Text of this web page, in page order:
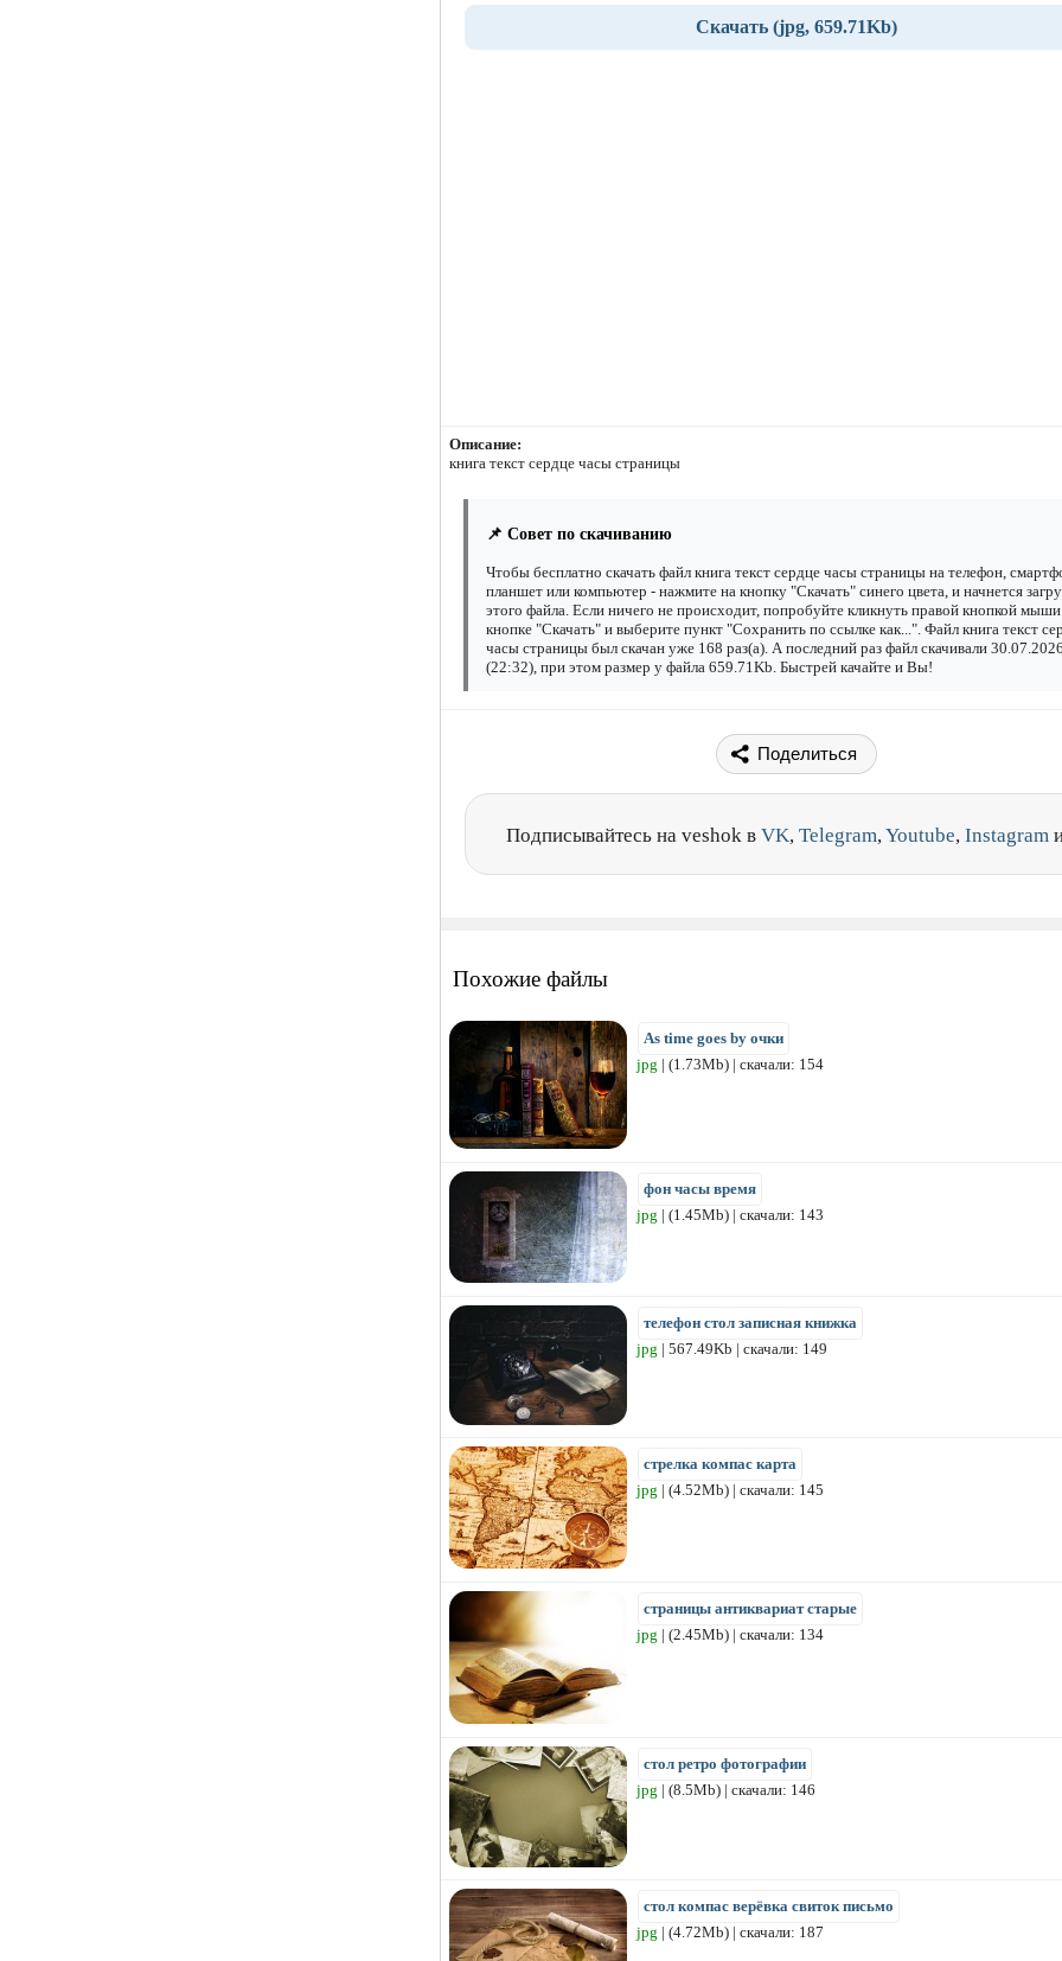
Скачать (jpg, 659.71Kb)
Описание:
книга текст сердце часы страницы
📌 Совет по скачиванию
Чтобы бесплатно скачать файл книга текст сердце часы страницы на телефон,
планшет или компьютер - нажмите на кнопку "Скачать" синего цвета, и начнется
этого файла. Если ничего не происходит, попробуйте кликнуть правой кнопкой
кнопке "Скачать" и выберите пункт "Сохранить по ссылке как...". Файл книга текст
часы страницы был скачан уже 168 раз(а). А последний раз файл скачивали
(22:32), при этом размер у файла 659.71Kb. Быстрей качайте и Вы!
Поделиться
Подписывайтесь на veshok в VK, Telegram,Youtube, Instagram
Похожие файлы
As time goes by очки
jpg | (1.73Mb) | скачали: 154
фон часы время
jpg | (1.45Mb) | скачали: 143
телефон стол записная книжка
jpg | 567.49Kb | скачали: 149
стрелка компас карта
jpg | (4.52Mb) | скачали: 145
страницы антиквариат старые
jpg | (2.45Mb) | скачали: 134
стол ретро фотографии
jpg | (8.5Mb) | скачали: 146
стол компас верёвка свиток письмо
jpg | (4.72Mb) | скачали: 187